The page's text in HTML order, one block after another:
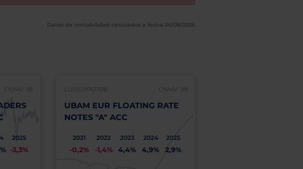
Datos de rentabilidad calculados a fecha 06/08/2026
CNMV: 99
2025
-3,3%
LU0029761706 CNMV: 99
UBAM EUR FLOATING RATE
NOTES "A" ACC
2021
-0,2%
2022
-1,4%
2023
4,4%
2024
4,9%
2025
2,9%